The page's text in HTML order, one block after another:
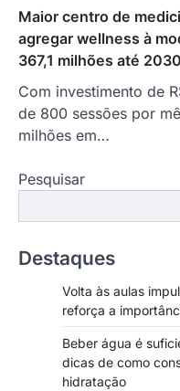
Maior centro de
agregar wellness à
367,1 milhões até 2030
Com investimento de
de 800 sessões por
milhões em…
Pesquisar
Destaques
Volta às aulas
reforça a
Beber água é
dicas de como
hidratação